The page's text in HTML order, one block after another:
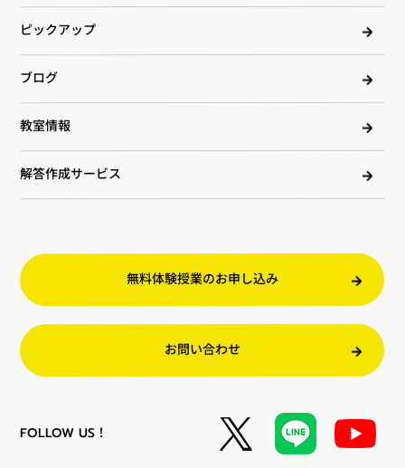
ピックアップ
ブログ
教室情報
解答作成サービス
無料体験授業のお申し込み
お問い合わせ
FOLLOW US！